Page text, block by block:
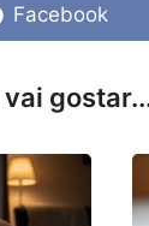
Share
Facebook